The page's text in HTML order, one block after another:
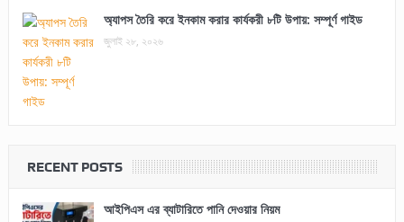
অ্যাপস তৈরি করে ইনকাম করার কার্যকরী ৮টি উপায়: সম্পূর্ণ গাইড
জুলাই ২৮, ২০২৬
RECENT POSTS
আইপিএস এর ব্যাটারিতে পানি দেওয়ার নিয়ম